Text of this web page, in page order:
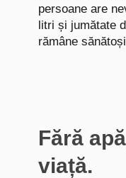
persoane are
litri și jumătate
rămâne
Fără
viață.